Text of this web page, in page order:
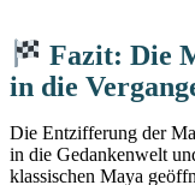
Fazit: Die
in die
Die Entzifferung der
in die Gedankenwelt
klassischen Maya